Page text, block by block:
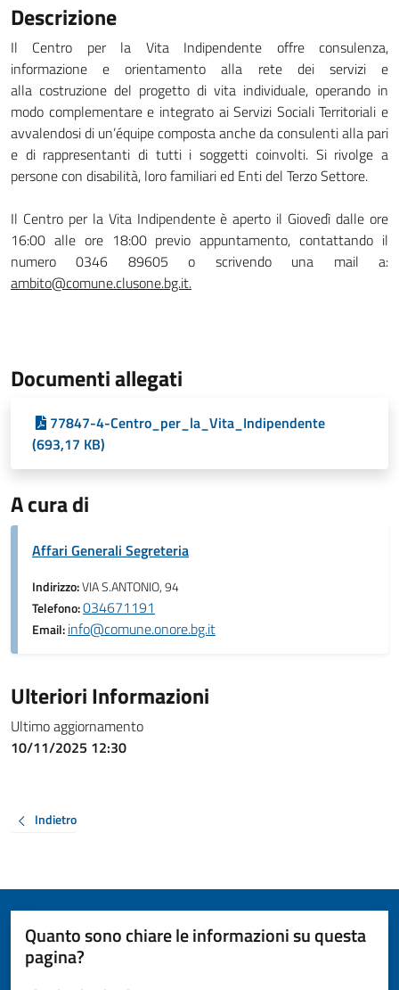
Descrizione
Il Centro per la Vita Indipendente offre consulenza,
informazione e orientamento alla rete dei servizi e
alla costruzione del progetto di vita individuale, operando in
modo complementare e integrato ai Servizi Sociali Territoriali e
avvalendosi di un’équipe composta anche da consulenti alla pari
e di rappresentanti di tutti i soggetti coinvolti. Si rivolge a
persone con disabilità, loro familiari ed Enti del Terzo Settore.
Il Centro per la Vita Indipendente è aperto il Giovedì dalle ore
16:00 alle ore 18:00 previo appuntamento, contattando il
numero 0346 89605 o scrivendo una mail a:
ambito@comune.clusone.bg.it.
Documenti allegati
77847-4-Centro_per_la_Vita_Indipendente
(693,17 KB)
A cura di
Affari Generali Segreteria
Indirizzo:VIA S.ANTONIO, 94
Telefono:034671191
Email:info@comune.onore.bg.it
Ulteriori Informazioni
Ultimo aggiornamento
10/11/2025 12:30
Indietro
Quanto sono chiare le informazioni su questa
pagina?